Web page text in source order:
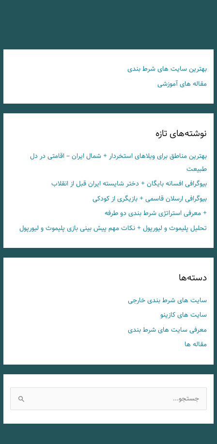
بهترین سایت های شرط بندی
مقاله های آموزشی
نوشته‌های تازه
بهترین مناطق برای ویلاهای استخردار + شمال ایران – اقامتی در دل
طبیعت
بیوگرافی افسانه بایگان + دختر شایسته ایران قبل از انقلاب
بیوگرافی ارسلان قاسمی + بازیگری از کودکی
+ معرفی استراتژی شرط بندی دو طرفه
تحلیل پلیموث و لیورپول + نکات مهم پیش بینی بازی پلیموث و لیورپول
دسته‌ها
سایت های شرط بندی خارجی
سایت های کازینو
معرفی سایت های شرط بندی
مقاله ها